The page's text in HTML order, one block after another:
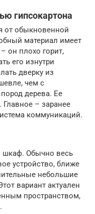
гипсокартона
от обыкновенной
материал имеет
он плохо горит,
его изнутри
дверку из
чем с
дерева. Ее
– заранее
коммуникаций.
шкаф. Обычно весь
устройство, ближе
небольшие
вариант актуален
пространством,